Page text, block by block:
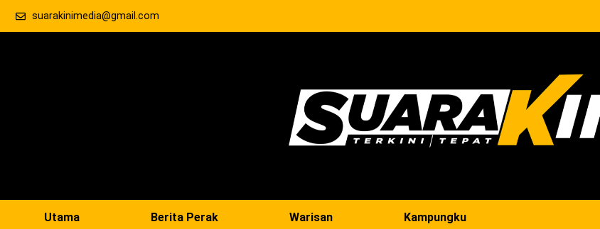
suarakinimedia@gmail.com
Utama Berita Perak Warisan Kampungku